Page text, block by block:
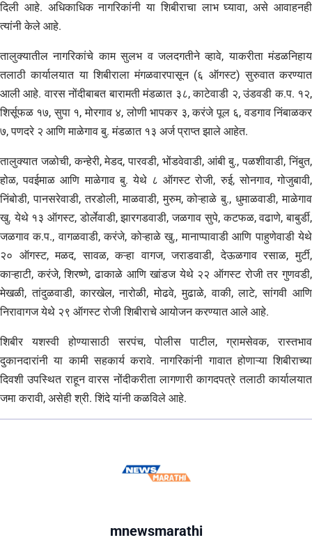
दिली आहे. अधिकाधिक नागरिकांनी या शिबीराचा लाभ घ्यावा, असे आवाहनही
त्यांनी केले आहे.
तालुक्यातील नागरिकांचे काम सुलभ व जलदगतीने व्हावे, याकरीता मंडळनिहाय
तलाठी कार्यालयात या शिबीराला मंगळवारपासून (६ ऑगस्ट) सुरुवात करण्यात
आली आहे. वारस नोंदीबाबत बारामती मंडळात ३८, काटेवाडी २, उंडवडी क.प. १२,
शिर्सूफळ १७, सुपा १, मोरगाव ४, लोणी भापकर ३, करंजे पूल ६, वडगाव निंबाळकर
७, पणदरे २ आणि माळेगाव बु. मंडळात १३ अर्ज प्राप्त झाले आहेत.
तालुक्यात जळोची, कन्हेरी, मेडद, पारवडी, भोंडवेवाडी, आंबी बु., पळशीवाडी, निंबुत,
होळ, पवईमाळ आणि माळेगाव बु. येथे ८ ऑगस्ट रोजी, रुई, सोनगाव, गोजुबावी,
निंबोडी, पानसरेवाडी, तरडोली, माळवाडी, मुरुम, कोऱ्हाळे बु., धुमाळवाडी, माळेगाव
खु. येथे १३ ऑगस्ट, डोर्लेवाडी, झारगडवाडी, जळगाव सुपे, कटफळ, वढाणे, बाबुर्डी,
जळगाव क.प., वागळवाडी, करंजे, कोऱ्हाळे खु., मानाप्पावाडी आणि पाहुणेवाडी येथे
२० ऑगस्ट, मळद, सावळ, कऱ्हा वागज, जराडवाडी, देऊळगाव रसाळ, मुर्टी,
काऱ्हाटी, करंजे, शिरष्णे, ढाकाळे आणि खांडज येथे २२ ऑगस्ट रोजी तर गुणवडी,
मेखळी, तांदुळवाडी, कारखेल, नारोळी, मोढवे, मुढाळे, वाकी, लाटे, सांगवी आणि
निरावागज येथे २९ ऑगस्ट रोजी शिबीराचे आयोजन करण्यात आले आहे.
शिबीर यशस्वी होण्यासाठी सरपंच, पोलीस पाटील, ग्रामसेवक, रास्तभाव
दुकानदारांनी या कामी सहकार्य करावे. नागरिकांनी गावात होणाऱ्या शिबीराच्या
दिवशी उपस्थित राहून वारस नोंदीकरीता लागणारी कागदपत्रे तलाठी कार्यालयात
जमा करावी, असेही श्री. शिंदे यांनी कळविले आहे.
mnewsmarathi